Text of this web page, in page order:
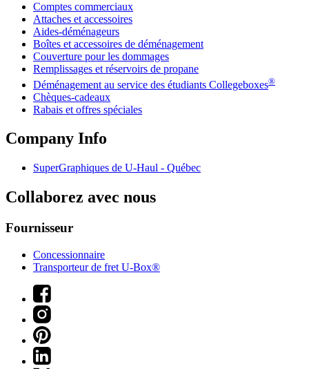
Comptes commerciaux
Attaches et accessoires
Aides-déménageurs
Boîtes et accessoires de déménagement
Couverture pour les dommages
Remplissages et réservoirs de propane
Déménagement au service des étudiants Collegeboxes®
Chèques-cadeaux
Rabais et offres spéciales
Company Info
SuperGraphiques de U-Haul - Québec
Collaborez avec nous
Fournisseur
Concessionnaire
Transporteur de fret U-Box®